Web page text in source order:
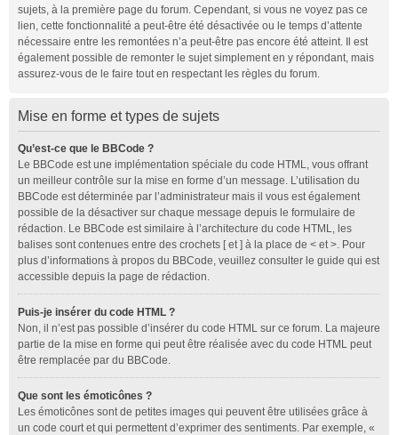
sujets, à la première page du forum. Cependant, si vous ne voyez pas ce
lien, cette fonctionnalité a peut-être été désactivée ou le temps d’attente
nécessaire entre les remontées n’a peut-être pas encore été atteint. Il est
également possible de remonter le sujet simplement en y répondant, mais
assurez-vous de le faire tout en respectant les règles du forum.
Mise en forme et types de sujets
Qu’est-ce que le BBCode ?
Le BBCode est une implémentation spéciale du code HTML, vous offrant
un meilleur contrôle sur la mise en forme d’un message. L’utilisation du
BBCode est déterminée par l’administrateur mais il vous est également
possible de la désactiver sur chaque message depuis le formulaire de
rédaction. Le BBCode est similaire à l’architecture du code HTML, les
balises sont contenues entre des crochets [ et ] à la place de < et >. Pour
plus d’informations à propos du BBCode, veuillez consulter le guide qui est
accessible depuis la page de rédaction.
Puis-je insérer du code HTML ?
Non, il n’est pas possible d’insérer du code HTML sur ce forum. La majeure
partie de la mise en forme qui peut être réalisée avec du code HTML peut
être remplacée par du BBCode.
Que sont les émoticônes ?
Les émoticônes sont de petites images qui peuvent être utilisées grâce à
un code court et qui permettent d’exprimer des sentiments. Par exemple, «